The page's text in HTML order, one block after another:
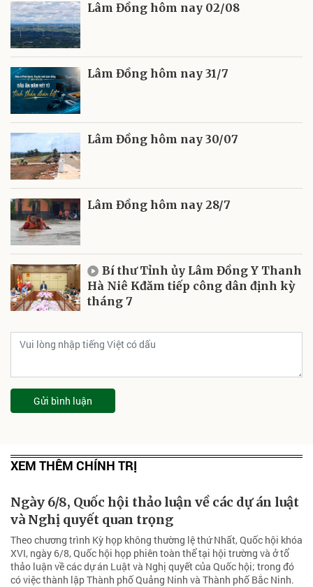
Lâm Đồng hôm nay 02/08
Lâm Đồng hôm nay 31/7
Lâm Đồng hôm nay 30/07
Lâm Đồng hôm nay 28/7
Bí thư Tỉnh ủy Lâm Đồng Y Thanh
Hà Niê Kđăm tiếp công dân định kỳ
tháng 7
Gửi bình luận
XEM THÊM CHÍNH TRỊ
Ngày 6/8, Quốc hội thảo luận về các dự án luật
và Nghị quyết quan trọng
Theo chương trình Kỳ họp không thường lệ thứ Nhất, Quốc hội khóa
XVI, ngày 6/8, Quốc hội họp phiên toàn thể tại hội trường và ở tổ
thảo luận về các dự án Luật và Nghị quyết của Quốc hội; trong đó
có việc thành lập Thành phố Quảng Ninh và Thành phố Bắc Ninh.